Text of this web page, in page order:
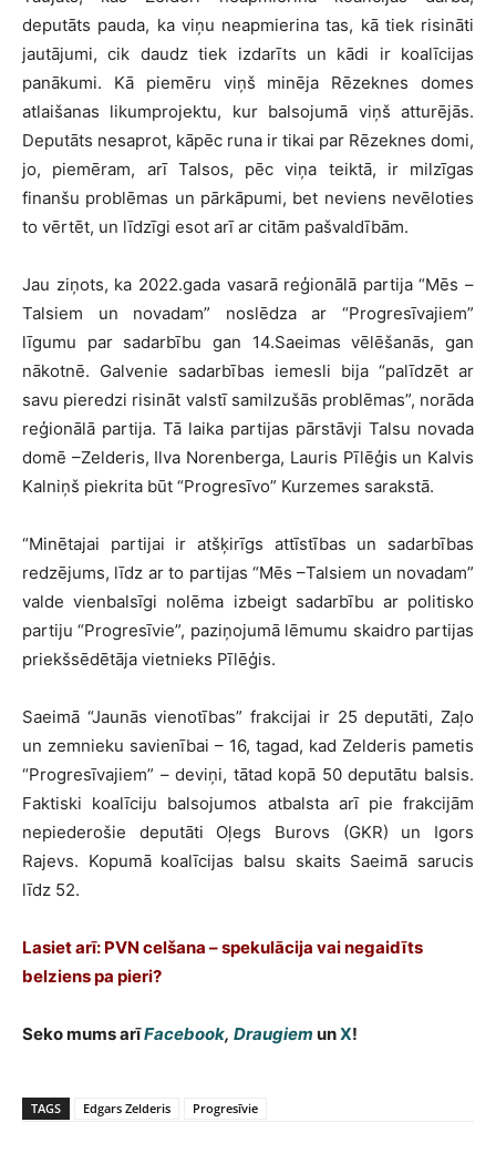
deputāts pauda, ka viņu neapmierina tas, kā tiek risināti
jautājumi, cik daudz tiek izdarīts un kādi ir koalīcijas
panākumi. Kā piemēru viņš minēja Rēzeknes domes
atlaišanas likumprojektu, kur balsojumā viņš atturējās.
Deputāts nesaprot, kāpēc runa ir tikai par Rēzeknes domi,
jo, piemēram, arī Talsos, pēc viņa teiktā, ir milzīgas
finanšu problēmas un pārkāpumi, bet neviens nevēloties
to vērtēt, un līdzīgi esot arī ar citām pašvaldībām.
Jau ziņots, ka 2022.gada vasarā reģionālā partija “Mēs –
Talsiem un novadam” noslēdza ar “Progresīvajiem”
līgumu par sadarbību gan 14.Saeimas vēlēšanās, gan
nākotnē. Galvenie sadarbības iemesli bija “palīdzēt ar
savu pieredzi risināt valstī samilzušās problēmas”, norāda
reģionālā partija. Tā laika partijas pārstāvji Talsu novada
domē –Zelderis, Ilva Norenberga, Lauris Pīlēģis un Kalvis
Kalniņš piekrita būt “Progresīvo” Kurzemes sarakstā.
“Minētajai partijai ir atšķirīgs attīstības un sadarbības
redzējums, līdz ar to partijas “Mēs –Talsiem un novadam”
valde vienbalsīgi nolēma izbeigt sadarbību ar politisko
partiju “Progresīvie”, paziņojumā lēmumu skaidro partijas
priekšsēdētāja vietnieks Pīlēģis.
Saeimā “Jaunās vienotības” frakcijai ir 25 deputāti, Zaļo
un zemnieku savienībai – 16, tagad, kad Zelderis pametis
“Progresīvajiem” – deviņi, tātad kopā 50 deputātu balsis.
Faktiski koalīciju balsojumos atbalsta arī pie frakcijām
nepiederošie deputāti Oļegs Burovs (GKR) un Igors
Rajevs. Kopumā koalīcijas balsu skaits Saeimā sarucis
līdz 52.
Lasiet arī: PVN celšana – spekulācija vai negaidīts
belziens pa pieri?
Seko mums arīFacebook, Draugiem unX!
TAGS Edgars Zelderis Progresīvie